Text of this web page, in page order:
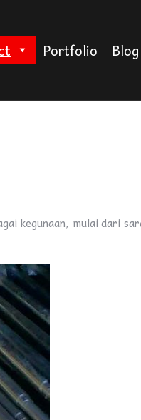
Portfolio Blog
kegunaan, mulai dari